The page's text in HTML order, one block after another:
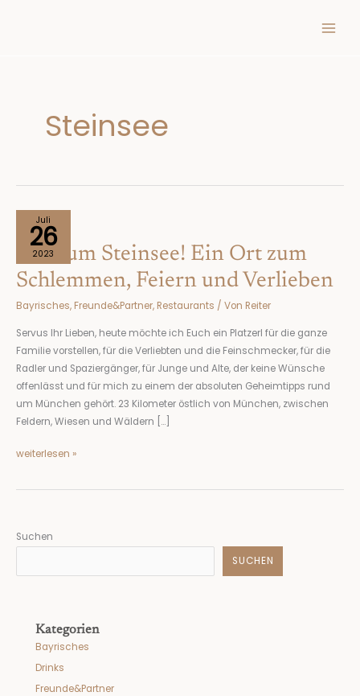
Steinsee
Juli
26
2023
Auf zum Steinsee! Ein Ort zum
Schlemmen, Feiern und Verlieben
Bayrisches, Freunde&Partner, Restaurants / Von Reiter
Servus Ihr Lieben, heute möchte ich Euch ein Platzerl für die ganze
Familie vorstellen, für die Verliebten und die Feinschmecker, für die
Radler und Spaziergänger, für Junge und Alte, der keine Wünsche
offenlässt und für mich zu einem der absoluten Geheimtipps rund
um München gehört. 23 Kilometer östlich von München, zwischen
Feldern, Wiesen und Wäldern […]
zum
Steinsee!
Ein
Ort
zum
weiterlesen »
Suchen
SUCHEN
Kategorien
Bayrisches
Drinks
Freunde&Partner